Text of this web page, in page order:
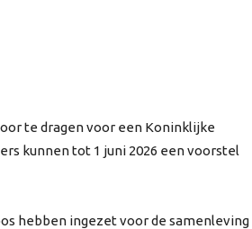
te dragen voor een Koninklijke
kunnen tot 1 juni 2026 een voorstel
hebben ingezet voor de samenleving